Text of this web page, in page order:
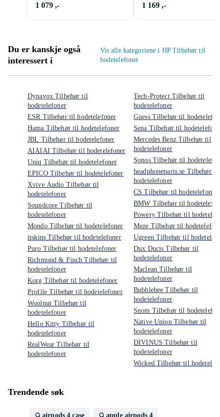
Ersättningsdel
1 079 ,-
Pro (2nd generation)
1 169 ,-
Du er kanskje også
interessert i
Vis alle kategoriene i HP Tilbehør til
hodetelefoner
Dynavox Tilbehør til
hodetelefoner
ESR Tilbehør til hodetelefoner
Hama Tilbehør til hodetelefoner
JBL Tilbehør til hodetelefoner
AIAIAI Tilbehør til hodetelefoner
Uniq Tilbehør til hodetelefoner
EPICO Tilbehør til hodetelefoner
Xvive Audio Tilbehør til
hodetelefoner
Soundcore Tilbehør til
hodetelefoner
Mondo Tilbehør til hodetelefoner
itskins Tilbehør til hodetelefoner
Puro Tilbehør til hodetelefoner
Richmond & Finch Tilbehør til
hodetelefoner
Korg Tilbehør til hodetelefoner
Profile Tilbehør til hodetelefoner
Woolnut Tilbehør til
hodetelefoner
Hello Kitty Tilbehør til
hodetelefoner
RealWear Tilbehør til
hodetelefoner
Tech-Protect Tilbehør til
hodetelefoner
Guess Tilbehør til
Sena Tilbehør til
Mercedes Benz Tilbehør til
hodetelefoner
Sonos Tilbehør til
headphoneparts.se Tilbehør til
hodetelefoner
CS Tilbehør til hodetelefoner
BMW Tilbehør til
Powery Tilbehør til
Meze Tilbehør til
Ugreen Tilbehør til
Dux Ducis Tilbehør til
hodetelefoner
Maclean Tilbehør til
hodetelefoner
Bubblebee Tilbehør til
hodetelefoner
Snom Tilbehør til
Native Union Tilbehør til
hodetelefoner
DIVINUS Tilbehør til
hodetelefoner
Wicked Tilbehør til
Trendende søk
airpods 4 case apple airpods 4